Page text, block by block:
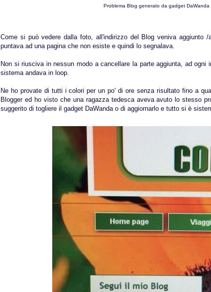
Problema Blog generato da gadget DaWanda
Come si può vedere dalla foto, all'indirizzo del Blog veniva aggiunto /
puntava ad una pagina che non esiste e quindi lo segnalava.
Non si riusciva in nessun modo a cancellare la parte aggiunta, ad ogni
sistema andava in loop.
Ne ho provate di tutti i colori per un po' di ore senza risultato fino a
Blogger ed ho visto che una ragazza tedesca aveva avuto lo stesso
suggerito di togliere il gadget DaWanda o di aggiornarlo e tutto si è